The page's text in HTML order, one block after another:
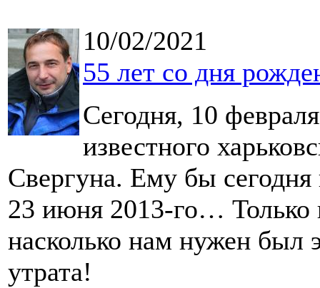
10/02/2021
55 лет со дня
Сегодня, 10
известного
Свергуна. Ему бы
23 июня 2013-го… Только
насколько нам нужен был
утрата!